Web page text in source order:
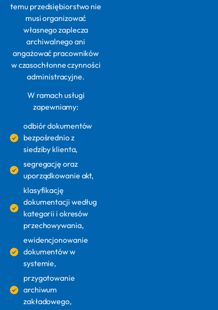
temu przedsiębiorstwo nie
musi organizować
własnego zaplecza
archiwalnego ani
angażować pracowników
w czasochłonne czynności
administracyjne.
W ramach usługi
zapewniamy:
odbiór dokumentów
bezpośrednio z
siedziby klienta,
segregację oraz
uporządkowanie akt,
klasyfikację
dokumentacji według
kategorii i okresów
przechowywania,
ewidencjonowanie
dokumentów w
systemie,
przygotowanie
archiwum
zakładowego,